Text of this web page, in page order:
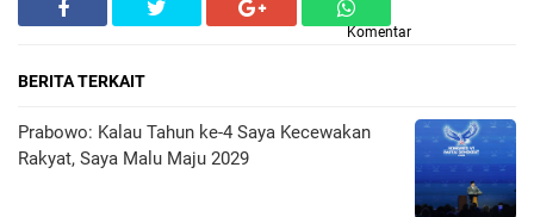
Komentar
BERITA TERKAIT
Prabowo: Kalau Tahun ke-4 Saya Kecewakan
Rakyat, Saya Malu Maju 2029